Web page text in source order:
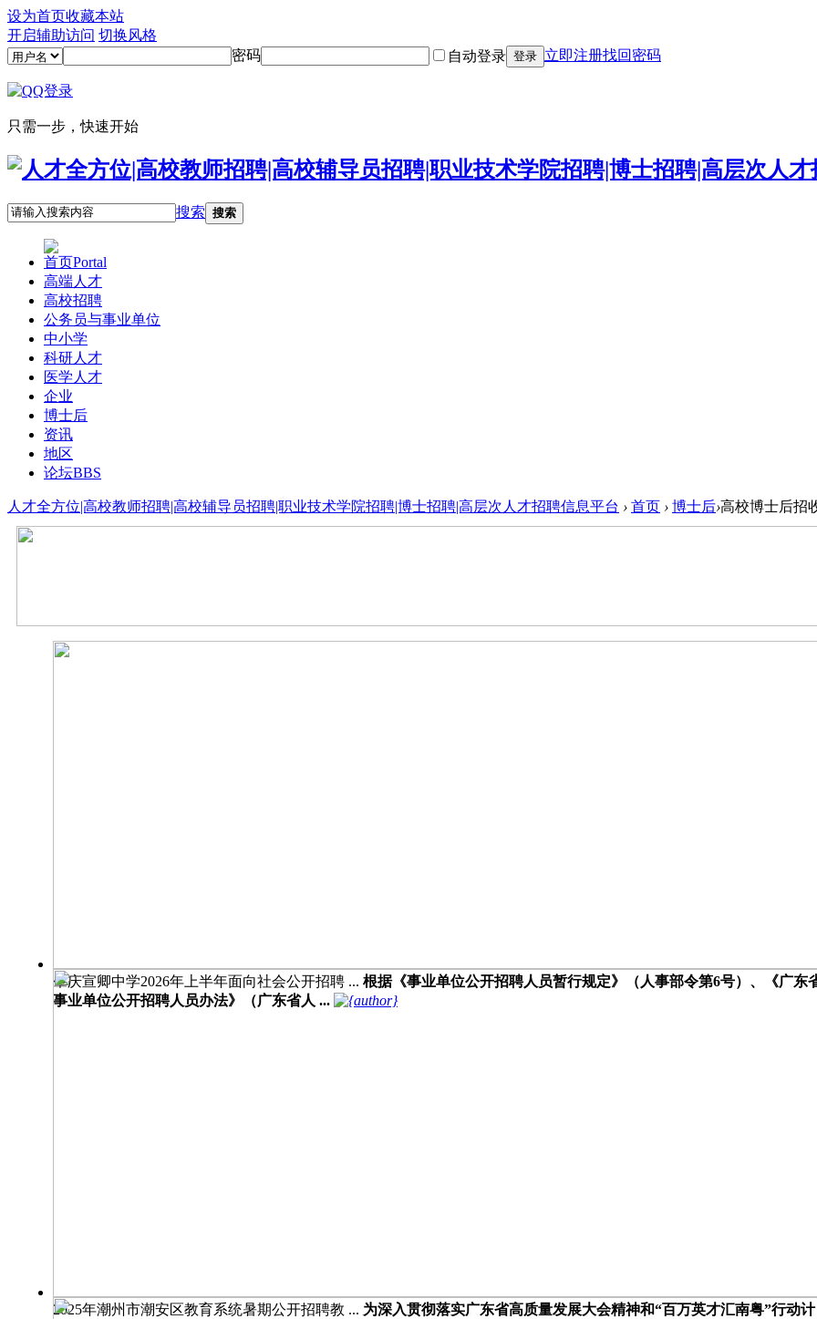
设为首页收藏本站
开启辅助访问 切换风格
密码
自动登录 登录 立即注册找回密码
只需一步，快速开始
搜索 搜索
首页Portal
高端人才
高校招聘
公务员与事业单位
中小学
科研人才
医学人才
企业
博士后
资讯
地区
论坛BBS
人才全方位|高校教师招聘|高校辅导员招聘|职业技术学院招聘|博士招聘|高层次人才招聘信息平台 › 首页 › 博士后›高校博士后招
肇庆宣卿中学2026年上半年面向社会公开招聘 ... 根据《事业单位公开招聘人员暂行规定》（人事部令第6号）、《广东
事业单位公开招聘人员办法》（广东省人 ...
2025年潮州市潮安区教育系统暑期公开招聘教 ... 为深入贯彻落实广东省高质量发展大会精神和“百万英才汇南粤”行动计